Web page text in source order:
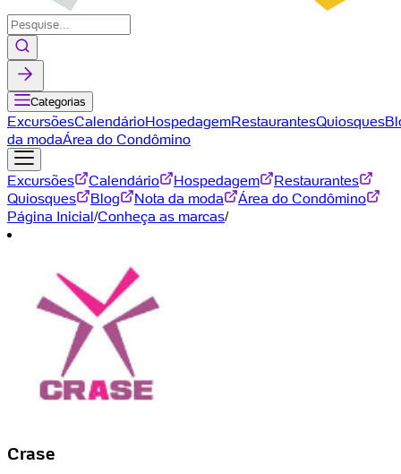
Categorias
ExcursõesCalendárioHospedagemRestaurantesQuiosques
da modaÁrea do Condômino
Excursões Calendário Hospedagem
Restaurantes
Quiosques
Blog Nota da moda
Área do Condômino
Página Inicial/Conheça as marcas/
Crase